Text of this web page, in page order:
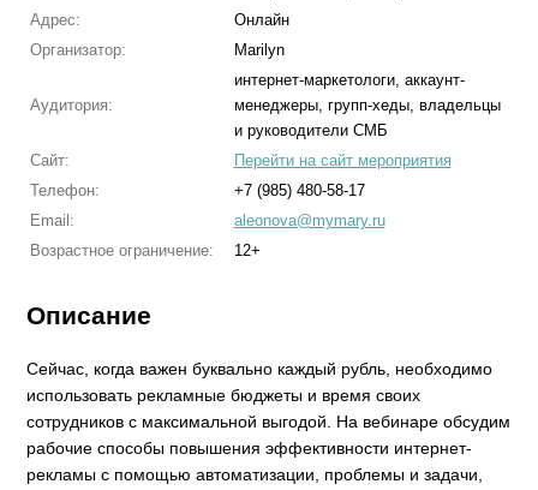
Адрес:
Онлайн
Организатор:
Marilyn
Аудитория:
интернет-маркетологи, аккаунт-
менеджеры, групп-хеды, владельцы
и руководители СМБ
Сайт:
Перейти на сайт мероприятия
Телефон:
+7 (985) 480-58-17
Email:
aleonova@mymary.ru
Возрастное ограничение:
12+
Описание
Сейчас, когда важен буквально каждый рубль, необходимо
использовать рекламные бюджеты и время своих
сотрудников с максимальной выгодой. На вебинаре обсудим
рабочие способы повышения эффективности интернет-
рекламы с помощью автоматизации, проблемы и задачи,